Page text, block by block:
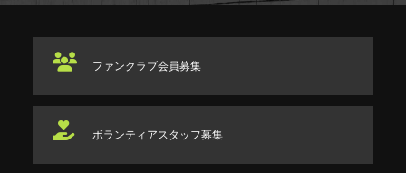
ファンクラブ会員募集
ボランティアスタッフ募集